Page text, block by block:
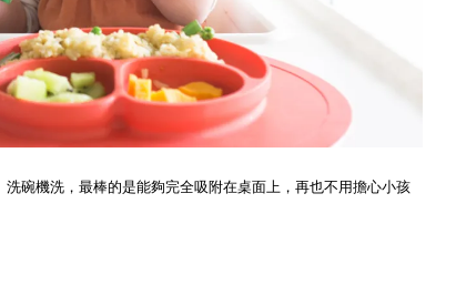
碗機洗，最棒的是能夠完全吸附在桌面上，再也不用擔心小孩